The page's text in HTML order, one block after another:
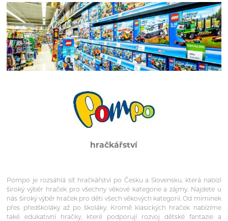
hračkářství
Pompo je rozsáhlá síť hračkářství po Česku a Slovensku, která nabízí
široký výběr hraček pro všechny věkové kategorie a zájmy. Najdete u
nás široký výběr hraček pro děti všech věkových kategorií. Od miminek
přes předškoláky až po školáky. Kromě klasických hraček nabízíme
také edukativní hračky, které podporují rozvoj dětské fantazie a